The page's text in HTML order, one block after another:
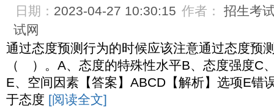
日期： 2023-04-27 10:30:15 作者：
招生考
试网
通过态度预测行为的时候应该注意通过态度预
（ ）。A、态度的特殊性水平B、态度强度C
E、空间因素【答案】ABCD【解析】选项E错
于态度 [阅读全文]